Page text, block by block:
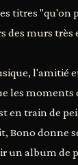
titres "qu'on
des murs très
l'amitié
les moments
en train de
Bono donne
un album de